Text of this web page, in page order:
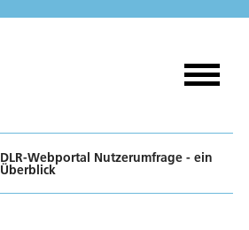
DLR-Webportal Nutzerumfrage - ein
Überblick